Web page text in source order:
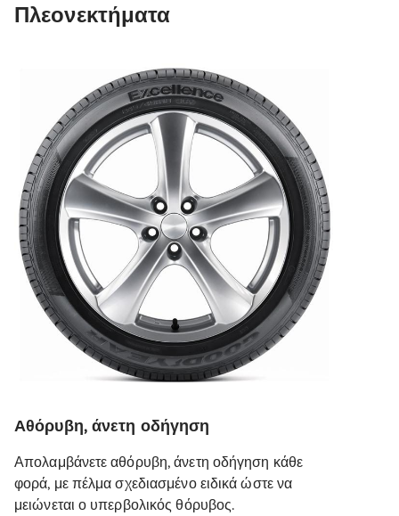
Πλεονεκτήματα
Αθόρυβη, άνετη οδήγηση
Απολαμβάνετε αθόρυβη, άνετη οδήγηση κάθε
φορά, με πέλμα σχεδιασμένο ειδικά ώστε να
μειώνεται ο υπερβολικός θόρυβος.